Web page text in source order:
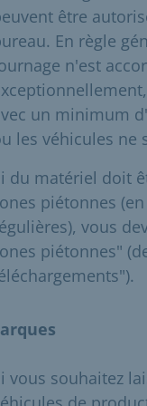
être
En règle
n'est
un minimum
les véhicules ne
du matériel doit
piétonnes
vous
piétonnes"
vous souhaitez